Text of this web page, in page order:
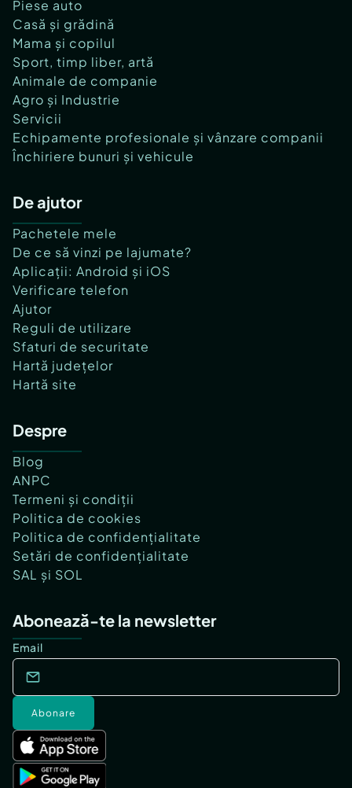
Piese auto
Casă și grădină
Mama și copilul
Sport, timp liber, artă
Animale de companie
Agro și Industrie
Servicii
Echipamente profesionale și vânzare companii
Închiriere bunuri și vehicule
De ajutor
Pachetele mele
De ce să vinzi pe lajumate?
Aplicații: Android și iOS
Verificare telefon
Ajutor
Reguli de utilizare
Sfaturi de securitate
Hartă județelor
Hartă site
Despre
Blog
ANPC
Termeni și condiții
Politica de cookies
Politica de confidențialitate
Setări de confidențialitate
SAL și SOL
Abonează-te la newsletter
Email
Abonare